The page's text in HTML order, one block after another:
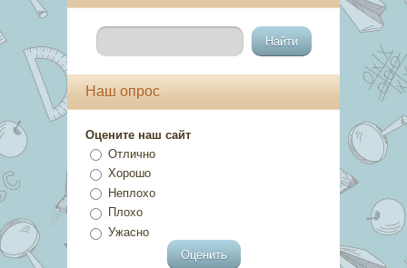
Наш опрос
Оцените наш сайт
Отлично
Хорошо
Неплохо
Плохо
Ужасно